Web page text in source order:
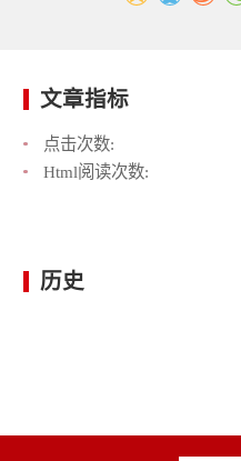
文章指标
点击次数:
Html阅读次数:
历史